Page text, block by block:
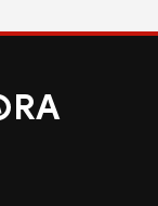
RA